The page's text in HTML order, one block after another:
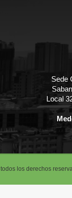
Sede
Local
, todos los derechos